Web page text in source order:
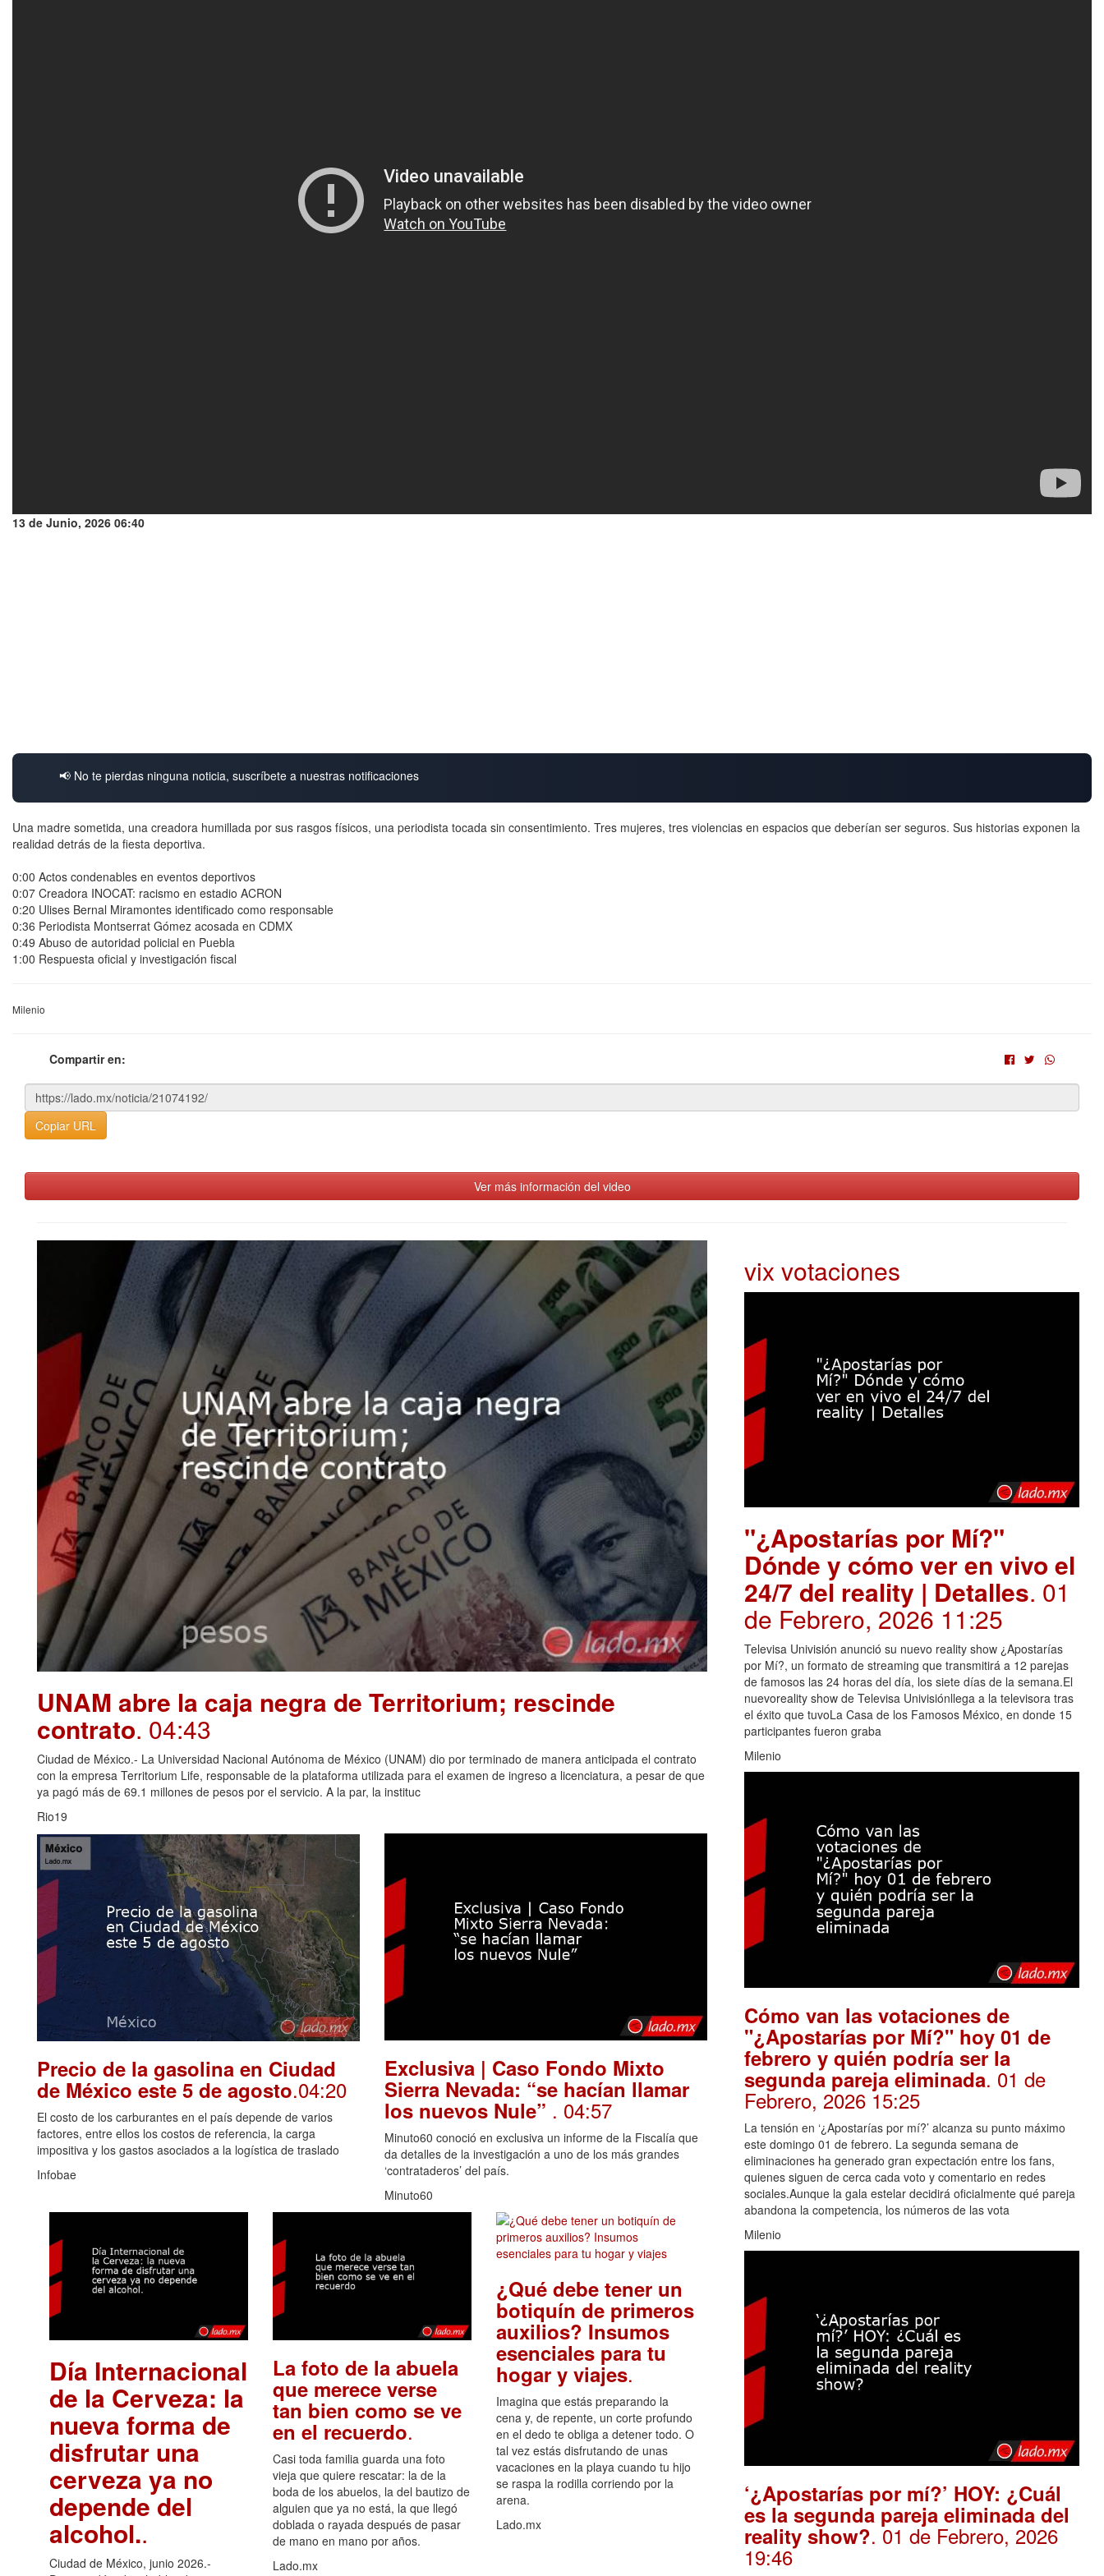
13 de Junio, 2026 06:40
📢 No te pierdas ninguna noticia, suscríbete a nuestras notificaciones
Una madre sometida, una creadora humillada por sus rasgos físicos, una periodista tocada sin consentimiento. Tres mujeres, tres violencias en espacios que deberían ser seguros. Sus historias exponen la
realidad detrás de la fiesta deportiva.
0:00 Actos condenables en eventos deportivos
0:07 Creadora INOCAT: racismo en estadio ACRON
0:20 Ulises Bernal Miramontes identificado como responsable
0:36 Periodista Montserrat Gómez acosada en CDMX
0:49 Abuso de autoridad policial en Puebla
1:00 Respuesta oficial y investigación fiscal
Milenio
Compartir en:
Copiar URL
Ver más información del video
UNAM abre la caja negra de Territorium; rescinde
contrato. 04:43
Ciudad de México.- La Universidad Nacional Autónoma de México (UNAM) dio por terminado de manera anticipada el contrato
con la empresa Territorium Life, responsable de la plataforma utilizada para el examen de ingreso a licenciatura, a pesar de que
ya pagó más de 69.1 millones de pesos por el servicio. A la par, la instituc
Rio19
Precio de la gasolina en Ciudad
de México este 5 de agosto.04:20
El costo de los carburantes en el país depende de varios
factores, entre ellos los costos de referencia, la carga
impositiva y los gastos asociados a la logística de traslado
Infobae
Exclusiva | Caso Fondo Mixto
Sierra Nevada: “se hacían llamar
los nuevos Nule” . 04:57
Minuto60 conoció en exclusiva un informe de la Fiscalía que
da detalles de la investigación a uno de los más grandes
‘contrataderos’ del país.
Minuto60
Día Internacional
de la Cerveza: la
nueva forma de
disfrutar una
cerveza ya no
depende del
alcohol..
Ciudad de México, junio 2026.-
La foto de la abuela
que merece verse
tan bien como se ve
en el recuerdo.
Casi toda familia guarda una foto
vieja que quiere rescatar: la de la
boda de los abuelos, la del bautizo de
alguien que ya no está, la que llegó
doblada o rayada después de pasar
de mano en mano por años.
Lado.mx
¿Qué debe tener un
botiquín de primeros
auxilios? Insumos
esenciales para tu
hogar y viajes.
Imagina que estás preparando la
cena y, de repente, un corte profundo
en el dedo te obliga a detener todo. O
tal vez estás disfrutando de unas
vacaciones en la playa cuando tu hijo
se raspa la rodilla corriendo por la
arena.
Lado.mx
vix votaciones
"¿Apostarías por Mí?"
Dónde y cómo ver en vivo el
24/7 del reality | Detalles. 01
de Febrero, 2026 11:25
Televisa Univisión anunció su nuevo reality show ¿Apostarías
por Mí?, un formato de streaming que transmitirá a 12 parejas
de famosos las 24 horas del día, los siete días de la semana.El
nuevoreality show de Televisa Univisiónllega a la televisora tras
el éxito que tuvoLa Casa de los Famosos México, en donde 15
participantes fueron graba
Milenio
Cómo van las votaciones de
"¿Apostarías por Mí?" hoy 01 de
febrero y quién podría ser la
segunda pareja eliminada. 01 de
Febrero, 2026 15:25
La tensión en ‘¿Apostarías por mí?’ alcanza su punto máximo
este domingo 01 de febrero. La segunda semana de
eliminaciones ha generado gran expectación entre los fans,
quienes siguen de cerca cada voto y comentario en redes
sociales.Aunque la gala estelar decidirá oficialmente qué pareja
abandona la competencia, los números de las vota
Milenio
‘¿Apostarías por mí?’ HOY: ¿Cuál
es la segunda pareja eliminada del
reality show?. 01 de Febrero, 2026
19:46